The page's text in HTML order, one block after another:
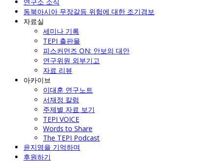
동북아시아 무장갈등 위험에 대한 조기경보
자료실
세미나 기록
TEPI 출판물
피스커먼즈 ON: 안보의 대안
연구위원 외부기고
자료 리뷰
아카이브
이대훈 연구노트
서재정 칼럼
주제별 자료 보기
TEPI VOICE
Words to Share
The TEPI Podcast
윤지영을 기억하며
후원하기